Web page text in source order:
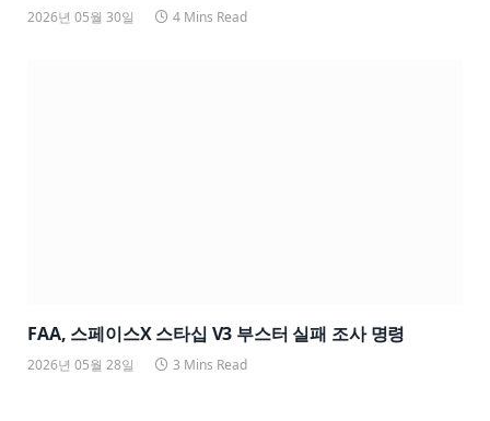
2026년 05월 30일 4 Mins Read
FAA, 스페이스X 스타십 V3 부스터 실패 조사 명령
2026년 05월 28일 3 Mins Read